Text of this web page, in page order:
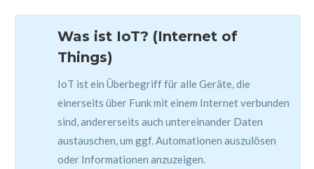
Was ist IoT? (Internet of
Things)
IoT ist ein Überbegriff für alle Geräte, die
einerseits über Funk mit einem Internet verbunden
sind, andererseits auch untereinander Daten
austauschen, um ggf. Automationen auszulösen
oder Informationen anzuzeigen.